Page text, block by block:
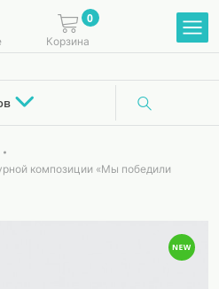
0
Корзина
композиции «Мы победили